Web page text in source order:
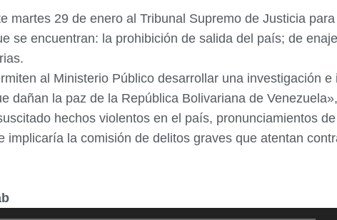
martes 29 de enero al Tribunal Supremo de Justicia
se encuentran: la prohibición de salida del país; de
al Ministerio Público desarrollar una investigación e
dañan la paz de la República Bolivariana de
hechos violentos en el país, pronunciamientos
la comisión de delitos graves que atentan